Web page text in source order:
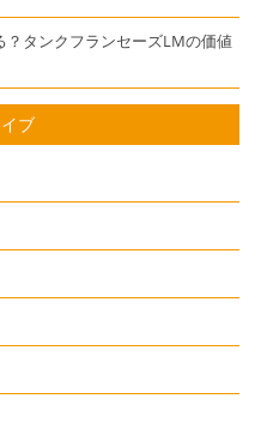
タンクフランセーズLMの価値
ブ